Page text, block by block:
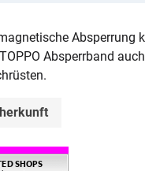
Absperrung
Absperrband